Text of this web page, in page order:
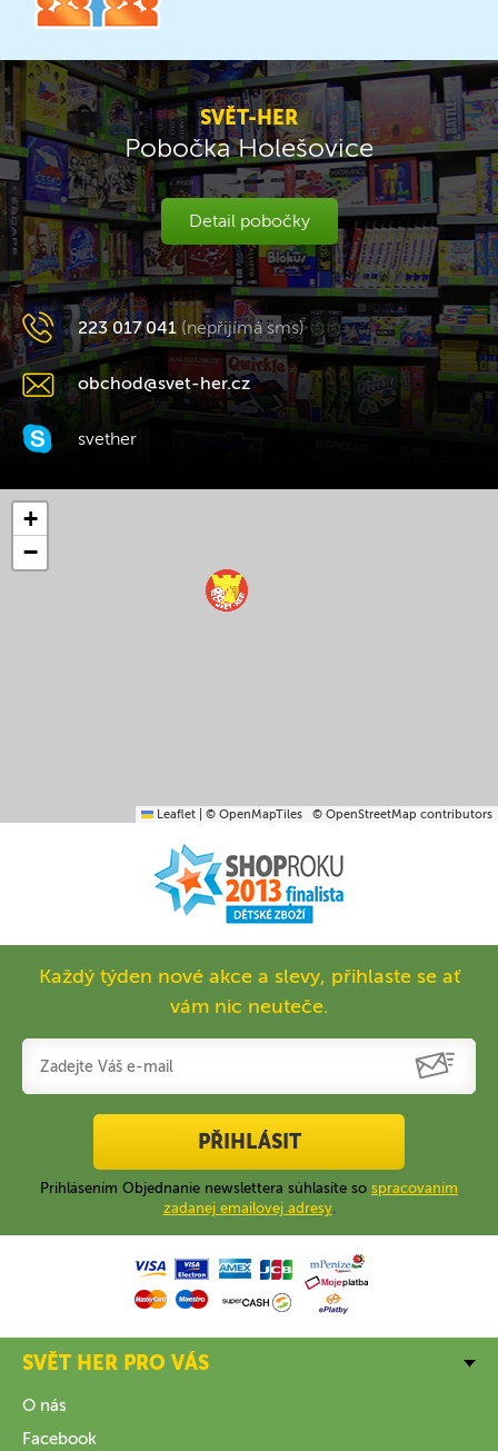
SVĚT-HER
Pobočka Holešovice
Detail pobočky
223 017 041 (nepřijímá sms)
obchod@svet-her.cz
svether
+
−
Leaflet © OpenMapTiles © OpenStreetMap contributors
Každý týden nové akce a slevy, přihlaste se ať
vám nic neuteče.
PŘIHLÁSIT
Prihlásením Objednanie newslettera súhlasíte so spracovaním
zadanej emailovej adresy.
SVĚT HER PRO VÁS
O nás
Facebook